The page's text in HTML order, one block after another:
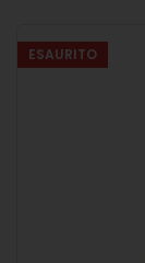
ESAURITO